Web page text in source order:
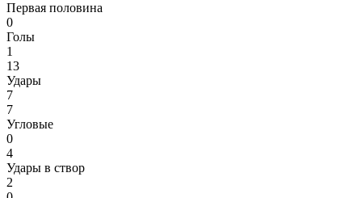
Первая половина
0
Голы
1
13
Удары
7
7
Угловые
0
4
Удары в створ
2